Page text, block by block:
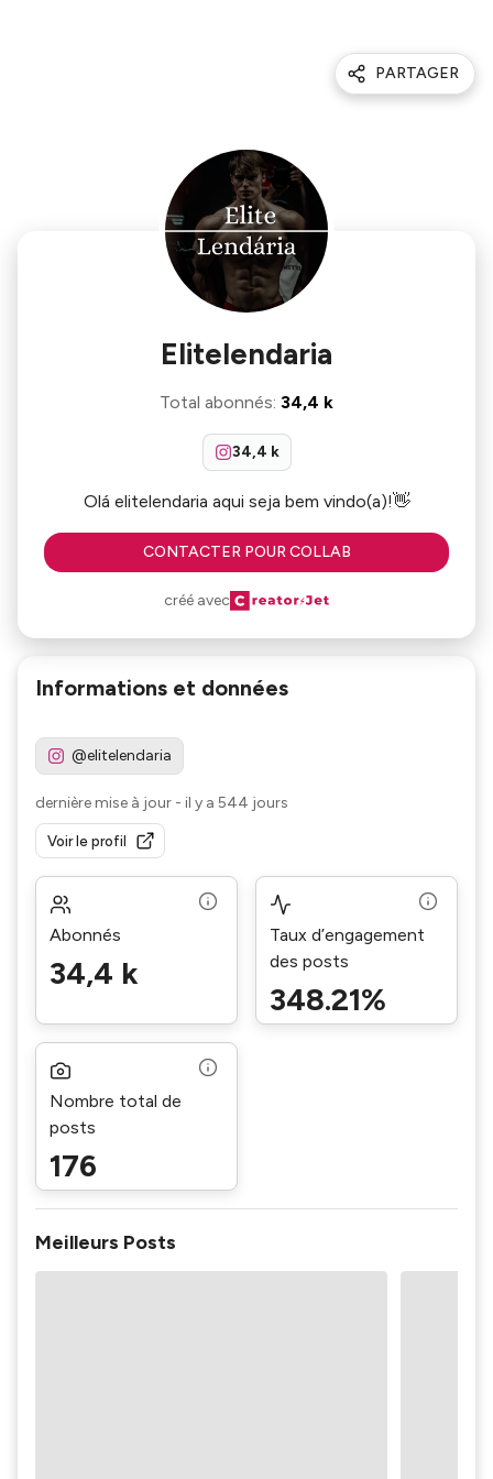
PARTAGER
Elitelendaria
Total abonnés: 34,4 k
34,4 k
Olá elitelendaria aqui seja bem vindo(a)!👋
CONTACTER POUR COLLAB
créé avec
Informations et données
@elitelendaria
dernière mise à jour - il y a 544 jours
Voir le profil
Abonnés
34,4 k
Taux d’engagement
des posts
348.21%
Nombre total de
posts
176
Meilleurs Posts